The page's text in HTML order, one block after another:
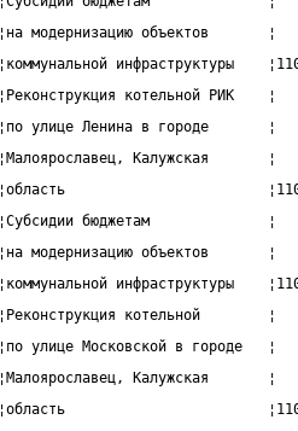
¦на модернизацию объектов
¦коммунальной инфраструктуры
¦Реконструкция котельной
¦по улице Ленина в городе
¦Малоярославец, Калужская
¦область
¦Субсидии бюджетам
¦на модернизацию объектов
¦коммунальной инфраструктуры
¦Реконструкция котельной
¦по улице Московской в
¦Малоярославец, Калужская
¦область